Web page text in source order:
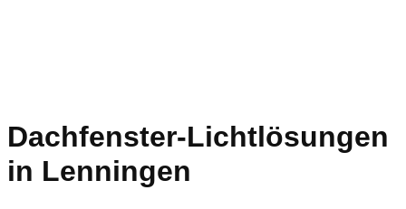
Dachfenster-Lichtlösungen
in Lenningen